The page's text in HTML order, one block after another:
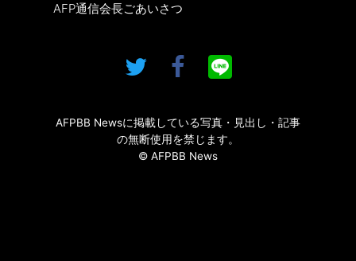
AFP通信会長ごあいさつ
AFPBB Newsに掲載している写真・見出し・記事
の無断使用を禁じます。
© AFPBB News